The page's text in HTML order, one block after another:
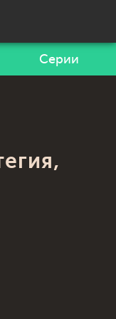
Серии